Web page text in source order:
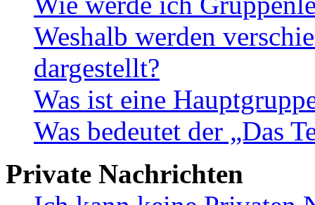
Weshalb werden
dargestellt?
Was ist eine
Was bedeutet der „Das
Private Nachrichten